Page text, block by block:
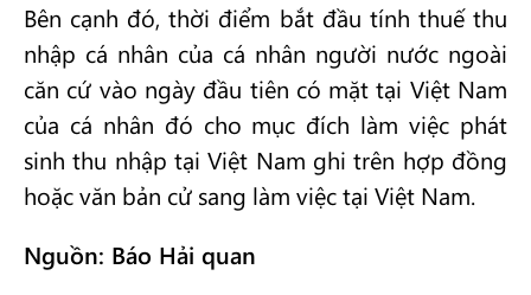
Bên cạnh đó, thời điểm bắt đầu tính thuế thu
nhập cá nhân của cá nhân người nước ngoài
căn cứ vào ngày đầu tiên có mặt tại Việt Nam
của cá nhân đó cho mục đích làm việc phát
sinh thu nhập tại Việt Nam ghi trên hợp đồng
hoặc văn bản cử sang làm việc tại Việt Nam.
Nguồn: Báo Hải quan